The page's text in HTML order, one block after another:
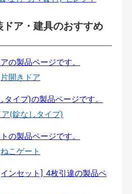
ドア・建具のおすすめ
片開きドア
(錠なしタイプ)
ねこゲート